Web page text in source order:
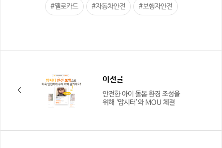
#옐로카드 #자동차안전 #보행자안전
이전글
안전한 아이 돌봄 환경 조성을
위해 ‘맘시터’와 MOU 체결